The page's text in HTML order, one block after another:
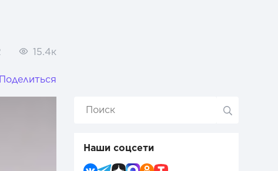
15.4к
Поделиться
Наши соцсети